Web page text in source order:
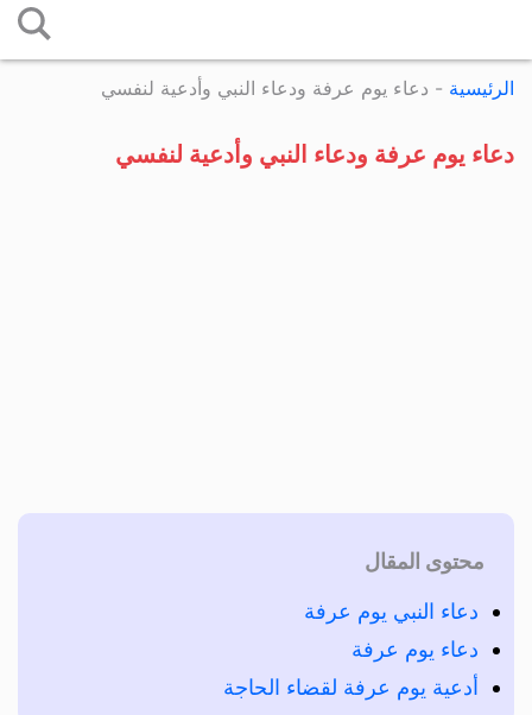
إلى
المحتوى
الرئيسية - دعاء يوم عرفة ودعاء النبي وأدعية لنفسي
دعاء يوم عرفة ودعاء النبي وأدعية لنفسي
محتوى المقال
دعاء النبي يوم عرفة
دعاء يوم عرفة
أدعية يوم عرفة لقضاء الحاجة